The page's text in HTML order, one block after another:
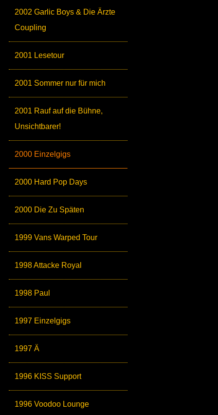
2002 Garlic Boys & Die Ärzte
Coupling
2001 Lesetour
2001 Sommer nur für mich
2001 Rauf auf die Bühne,
Unsichtbarer!
2000 Einzelgigs
2000 Hard Pop Days
2000 Die Zu Späten
1999 Vans Warped Tour
1998 Attacke Royal
1998 Paul
1997 Einzelgigs
1997 Ä
1996 KISS Support
1996 Voodoo Lounge